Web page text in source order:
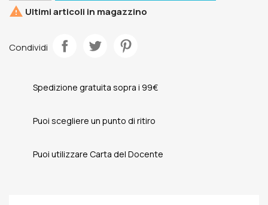
 Ultimi articoli in magazzino
Condividi
Spedizione gratuita sopra i 99€
Puoi scegliere un punto di ritiro
Puoi utilizzare Carta del Docente